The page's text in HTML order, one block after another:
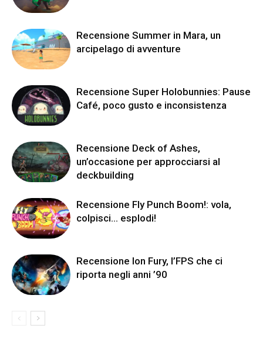
Recensione Summer in Mara, un
arcipelago di avventure
Recensione Super Holobunnies: Pause
Café, poco gusto e inconsistenza
Recensione Deck of Ashes,
un’occasione per approcciarsi al
deckbuilding
Recensione Fly Punch Boom!: vola,
colpisci… esplodi!
Recensione Ion Fury, l’FPS che ci
riporta negli anni ’90